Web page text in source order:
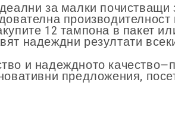
за малки
12 тампона в пакет
надеждни резултати
и надеждното
предложения,